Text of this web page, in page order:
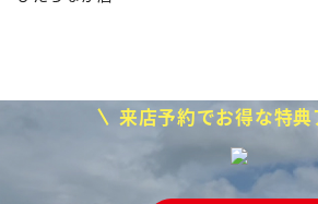
来店予約でお得な特